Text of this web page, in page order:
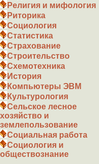
Религия и мифология
Риторика
Социология
Статистика
Страхование
Строительство
Схемотехника
История
Компьютеры ЭВМ
Культурология
Сельское лесное
хозяйство и
землепользование
Социальная работа
Социология и
обществознание